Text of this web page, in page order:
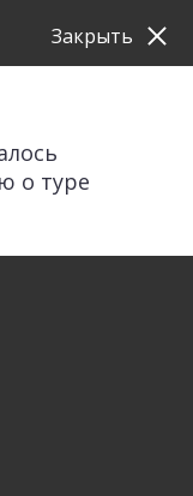
о туре
Закрыть